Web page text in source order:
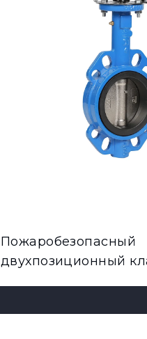
Пожаробезопасный
двухпозиционный